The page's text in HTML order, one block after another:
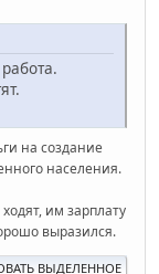
на создание
населения.
им зарплату
выразился.
ВЫДЕЛЕННОЕ